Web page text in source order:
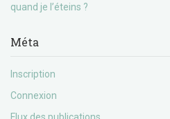
quand je l’éteins ?
Méta
Inscription
Connexion
Flux des publications